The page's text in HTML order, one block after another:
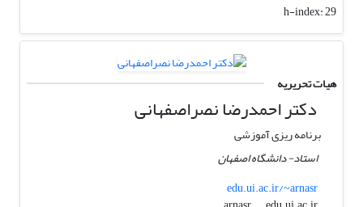
h-index:29
هیات تحریریه
دکتر احمدرضا نصراصفهانی
برنامه ریزی آموزشی
استاد- دانشگاه اصفهان
edu.ui.ac.ir/~arnasr